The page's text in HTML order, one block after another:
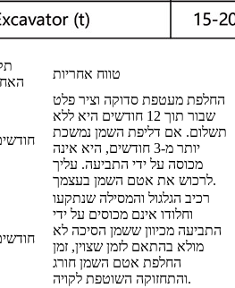
טווח אחריות
12
החלפת מעטפת סדוקה וציר פלט
שבור תוך 12 חודשים היא ללא
תשלום. אם דליפת השמן נמשכת
יותר מ-3 חודשים, היא אינה
מכוסה על ידי התביעה. עליך
לרכוש את אטם השמן בעצמך.
12
רכיב הגלגול והמסילה שנתקעו
וחלודו אינם מכוסים על ידי
התביעה מכיוון ששמן הסיכה לא
מולא בהתאם לזמן שצוין, זמן
החלפת אטם השמן חורג
והתחזוקה השוטפת לקויה.